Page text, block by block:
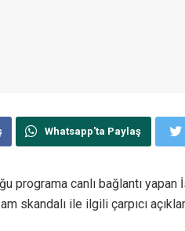
Whatsapp'ta Paylaş
programa canlı bağlantı yapan
skandalı ile ilgili çarpıcı